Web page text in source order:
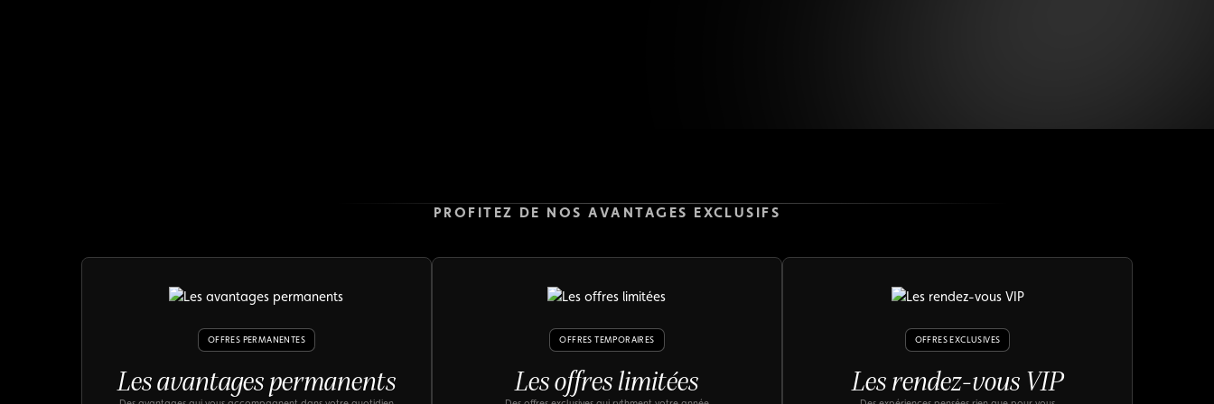
PROFITEZ DE NOS AVANTAGES EXCLUSIFS
OFFRES PERMANENTES
Les avantages permanents
OFFRES TEMPORAIRES
Les offres limitées
OFFRES EXCLUSIVES
Les rendez-vous VIP